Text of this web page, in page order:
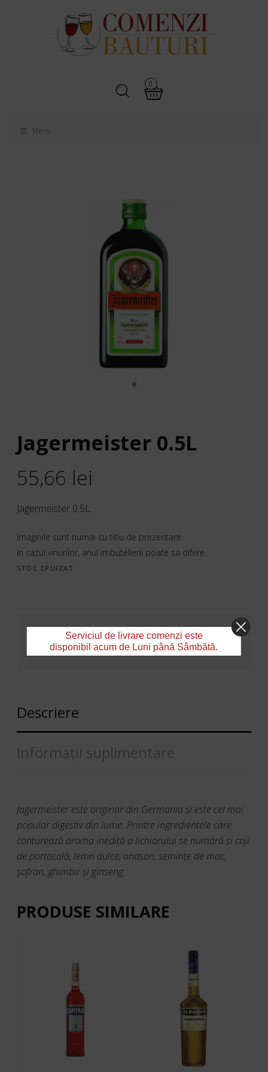
0
Menu
Jagermeister 0.5L
55,66 lei
Jagermeister 0.5L
Imaginile sunt numai cu titlu de prezentare.
In cazul vinurilor, anul imbutelierii poate sa difere.
STOC EPUIZAT
3392 Categorii:Lichior&Bitter,
Spirtoase
Descriere
Informații suplimentare
Jagermeister este originar din Germania şi este cel mai
popular digestiv din lume. Printre ingredientele care
conturează aroma inedită a lichiorului se numără şi coji
de portocală, lemn dulce, anason, seminţe de mac,
şofran, ghimbir şi ginseng.
PRODUSE SIMILARE
Serviciul de livrare comenzi este
disponibil acum de Luni până Sâmbătă.